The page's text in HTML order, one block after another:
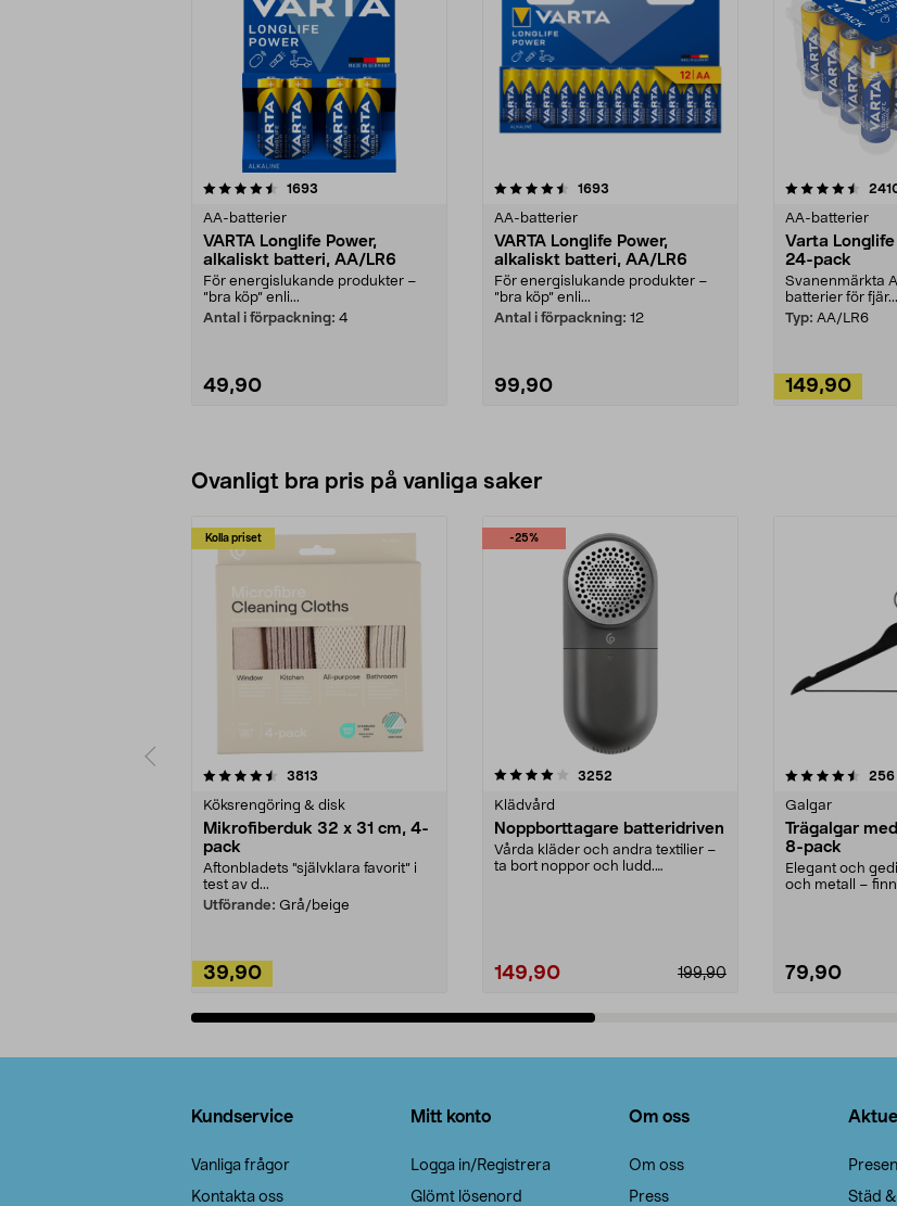
1693
AA-batterier
VARTA Longlife Power,
alkaliskt batteri, AA/LR6
För energislukande produkter –
”bra köp” enli...
Antal i förpackning: 4
49,90
4.5av 5 stjärnor 1693
AA-batterier
VARTA Longlife Power,
alkaliskt batteri, AA/LR6
För energislukande produkter –
”bra köp” enli...
Antal i förpackning: 12
99,90
4.5av 5 stjärnor
AA-batterier
Varta
24-pack
Svanenmärkta
batterier för fjär...
Typ: AA/LR6
149,90
Ovanligt bra pris på vanliga saker
Kolla priset
3813
Köksrengöring & disk
Mikrofiberduk 32 x 31 cm, 4-
pack
Aftonbladets "självklara favorit” i
test av d...
Utförande: Grå/beige
39,90
-25%
4.0av 5 stjärnor 3252
Klädvård
Noppborttagare batteridriven
Vårda kläder och andra textilier –
ta bort noppor och ludd.
199,90
149,90
4.5av 5 stjärnor 256
Galgar
Trägalgar
8-pack
Elegant och
och metall –
79,90
4.0av
Kundservice
Vanliga frågor
Kontakta oss
Mitt konto
Logga in/Registrera
Glömt lösenord
Om oss
Om oss
Press Städ